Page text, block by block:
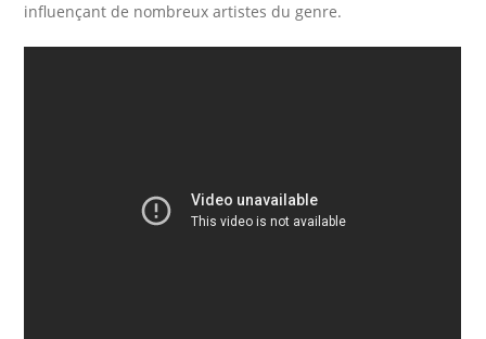
influençant de nombreux artistes du genre.​